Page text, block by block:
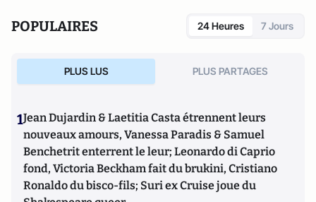
POPULAIRES 24 Heures 7 Jours
PLUS LUS PLUS PARTAGES
1Jean Dujardin & Laetitia Casta étrennent leurs
nouveaux amours, Vanessa Paradis & Samuel
Benchetrit enterrent le leur; Leonardo di Caprio
fond, Victoria Beckham fait du brukini, Cristiano
Ronaldo du bisco-fils; Suri ex Cruise joue du